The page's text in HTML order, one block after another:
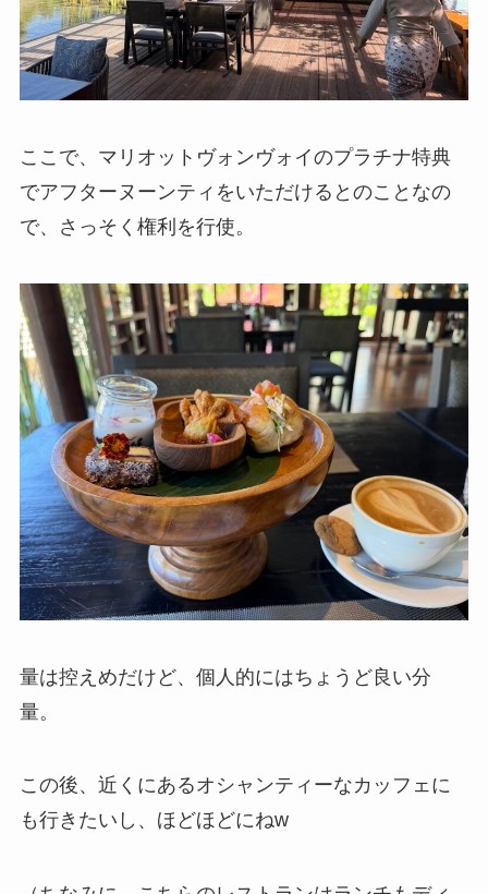
ここで、マリオットヴォンヴォイのプラチナ特典
でアフターヌーンティをいただけるとのことなの
で、さっそく権利を行使。
量は控えめだけど、個人的にはちょうど良い分
量。
この後、近くにあるオシャンティーなカッフェに
も行きたいし、ほどほどにねw